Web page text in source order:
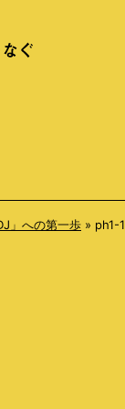
」への第一歩 » ph1-1